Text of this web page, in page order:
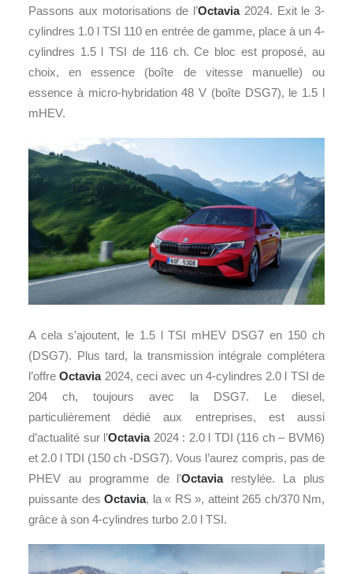
Passons aux motorisations de l’Octavia2024. Exit le 3-
cylindres 1.0 l TSI 110 en entrée de gamme, place à un 4-
cylindres 1.5 l TSI de 116 ch. Ce bloc est proposé, au
choix, en essence (boîte de vitesse manuelle) ou
essence à micro-hybridation 48 V (boîte DSG7), le 1.5 l
mHEV.
A cela s’ajoutent, le 1.5 l TSI mHEV DSG7 en 150 ch
(DSG7). Plus tard, la transmission intégrale complétera
l’offreOctavia2024, ceci avec un 4-cylindres 2.0 l TSI de
204 ch, toujours avec la DSG7. Le diesel,
particulièrement dédié aux entreprises, est aussi
d’actualité sur l’Octavia2024 : 2.0 l TDI (116 ch – BVM6)
et 2.0 l TDI (150 ch -DSG7). Vous l’aurez compris, pas de
PHEV au programme de l’Octaviarestylée. La plus
puissante des Octavia, la « RS », atteint 265 ch/370 Nm,
grâce à son 4-cylindres turbo 2.0 l TSI.